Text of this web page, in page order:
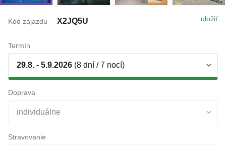
uložiť
Kód zájazdu X2JQ5U
Termín
29.8. - 5.9.2026 (8 dní / 7 nocí)
Doprava
individuálne
Stravovanie